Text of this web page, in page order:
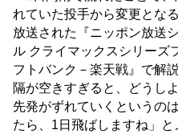
れていた投手から変更とな
放送された『ニッポン放送
ル クライマックスシリーズ
フトバンク－楽天戦』で解
隔が空きすぎると、どうし
先発がずれていくというの
たら、1日飛ばしますね」